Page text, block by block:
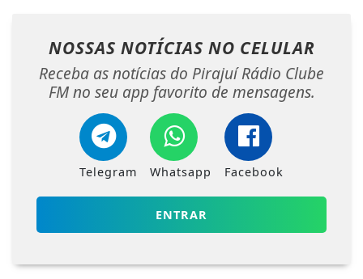
NOSSAS NOTÍCIAS NO CELULAR
Receba as notícias do Pirajuí Rádio Clube
FM no seu app favorito de mensagens.
Telegram Whatsapp Facebook
ENTRAR